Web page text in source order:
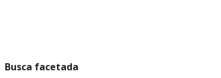
Busca facetada